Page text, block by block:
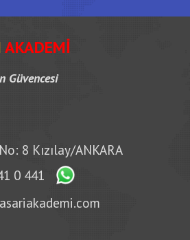
AKADEMİ
Güvencesi
8 Kızılay/ANKARA
0 441